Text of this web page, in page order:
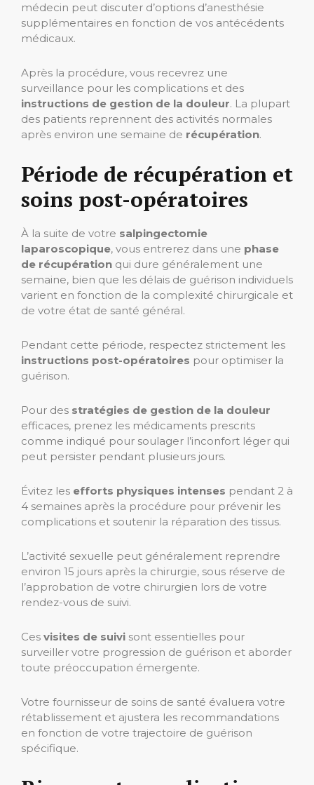
médecin peut discuter d’options d’anesthésie
supplémentaires en fonction de vos antécédents
médicaux.
Après la procédure, vous recevrez une
surveillance pour les complications et des
instructions de gestion de la douleur. La plupart
des patients reprennent des activités normales
après environ une semaine de récupération.
Période de récupération et
soins post-opératoires
À la suite de votre salpingectomie
laparoscopique, vous entrerez dans une phase
de récupération qui dure généralement une
semaine, bien que les délais de guérison individuels
varient en fonction de la complexité chirurgicale et
de votre état de santé général.
Pendant cette période, respectez strictement les
instructions post-opératoires pour optimiser la
guérison.
Pour des stratégies de gestion de la douleur
efficaces, prenez les médicaments prescrits
comme indiqué pour soulager l’inconfort léger qui
peut persister pendant plusieurs jours.
Évitez les efforts physiques intenses pendant 2 à
4 semaines après la procédure pour prévenir les
complications et soutenir la réparation des tissus.
L’activité sexuelle peut généralement reprendre
environ 15 jours après la chirurgie, sous réserve de
l’approbation de votre chirurgien lors de votre
rendez-vous de suivi.
Ces visites de suivi sont essentielles pour
surveiller votre progression de guérison et aborder
toute préoccupation émergente.
Votre fournisseur de soins de santé évaluera votre
rétablissement et ajustera les recommandations
en fonction de votre trajectoire de guérison
spécifique.